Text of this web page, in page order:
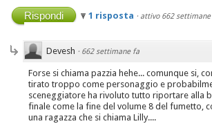
Rispondi 1 risposta · attivo 662
Devesh · 662 settimane fa
Forse si chiama pazzia hehe... comunque si,
tirato troppo come personaggio e
sceneggiatore ha rivoluto tutto riportare alla
finale come la fine del volume 8 del fumetto,
una ragazza che si chiama Lilly....